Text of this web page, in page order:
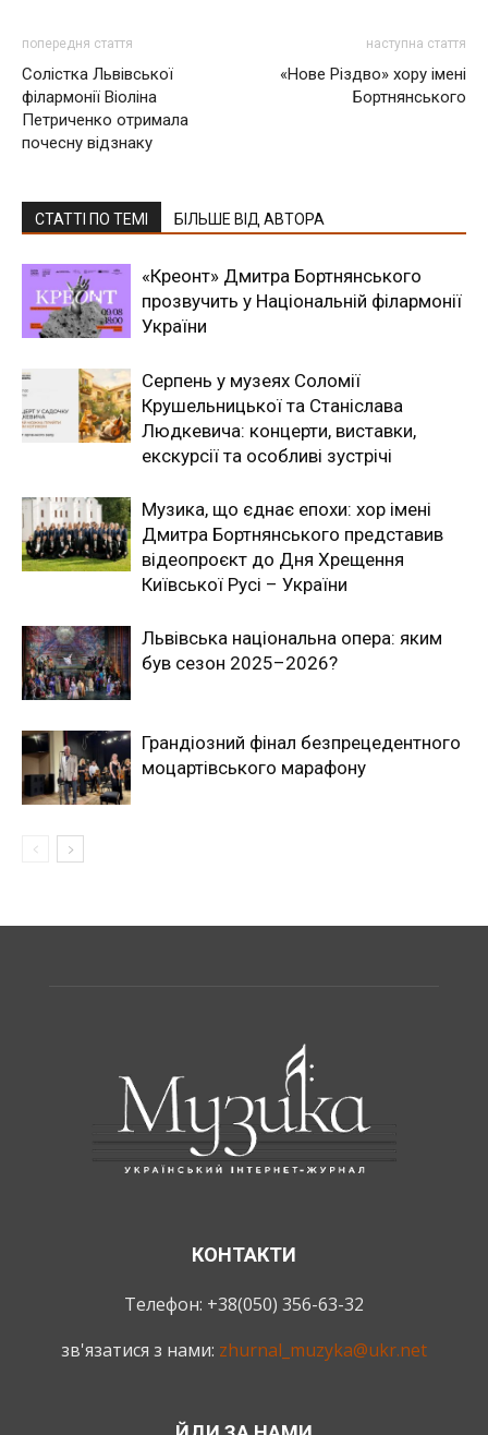
попередня стаття
Солістка Львівської
філармонії Віоліна
Петриченко отримала
почесну відзнаку
наступна стаття
«Нове Різдво» хору імені
Бортнянського
СТАТТІ ПО ТЕМІ БІЛЬШЕ ВІД АВТОРА
«Креонт» Дмитра Бортнянського
прозвучить у Національній філармонії
України
Серпень у музеях Соломії
Крушельницької та Станіслава
Людкевича: концерти, виставки,
екскурсії та особливі зустрічі
Музика, що єднає епохи: хор імені
Дмитра Бортнянського представив
відеопроєкт до Дня Хрещення
Київської Русі – України
Львівська національна опера: яким
був сезон 2025–2026?
Грандіозний фінал безпрецедентного
моцартівського марафону
КОНТАКТИ
Телефон: +38(050) 356-63-32
зв'язатися з нами: zhurnal_muzyka@ukr.net